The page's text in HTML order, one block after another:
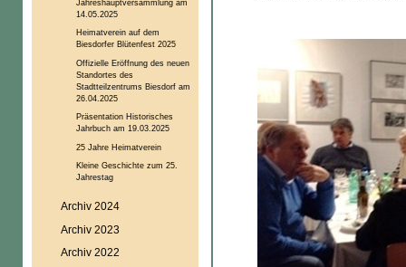
14.05.2025
Heimatverein auf dem
Biesdorfer Blütenfest 2025
Offizielle Eröffnung des neuen
Standortes des
Stadtteilzentrums Biesdorf am
26.04.2025
Präsentation Historisches
Jahrbuch am 19.03.2025
25 Jahre Heimatverein
Kleine Geschichte zum 25.
Jahrestag
Archiv 2024
Archiv 2023
Archiv 2022